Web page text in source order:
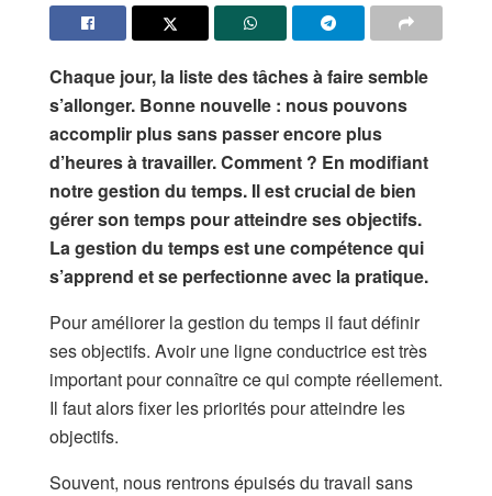
Chaque jour, la liste des tâches à faire semble
s’allonger. Bonne nouvelle : nous pouvons
accomplir plus sans passer encore plus
d’heures à travailler. Comment ? En modifiant
notre gestion du temps. Il est crucial de bien
gérer son temps pour atteindre ses objectifs.
La gestion du temps est une compétence qui
s’apprend et se perfectionne avec la pratique.
Pour améliorer la gestion du temps il faut définir
ses objectifs. Avoir une ligne conductrice est très
important pour connaître ce qui compte réellement.
Il faut alors fixer les priorités pour atteindre les
objectifs.
Souvent, nous rentrons épuisés du travail sans